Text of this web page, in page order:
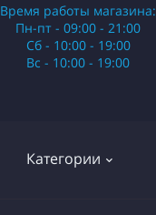
Категории
Время работы магазина:
Пн-пт - 09:00 - 21:00
Сб - 10:00 - 19:00
Вс - 10:00 - 19:00